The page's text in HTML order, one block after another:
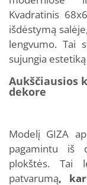
Kvadratinis
išdėstymą
lengvumo. Tai
sujungia
Aukščiausios
dekore
Modelį GIZA
pagamintu iš
plokštės. Tai
patvarumą,